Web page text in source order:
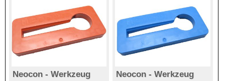
Neocon - Werkzeug
Neocon - Werkzeug